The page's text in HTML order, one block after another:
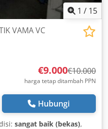
1 / 15
VAMA VC
€9.000€10.000
harga tetap ditambah PPN
Hubungi
sangat baik (bekas),